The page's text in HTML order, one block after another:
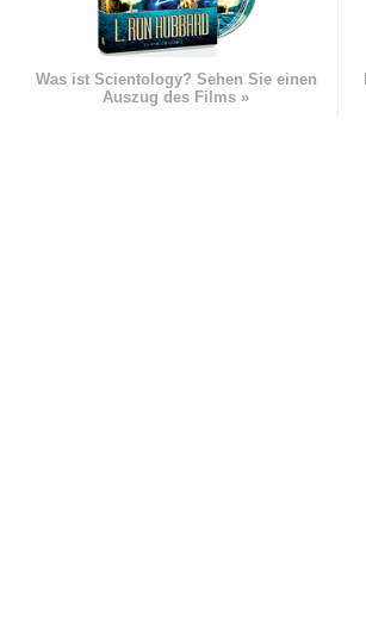
Was ist Scientology? Sehen Sie einen
Auszug des Films »